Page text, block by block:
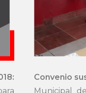
Convenio
Municipal